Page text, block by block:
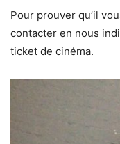
Pour prouver qu’il
contacter en nous
ticket de cinéma.